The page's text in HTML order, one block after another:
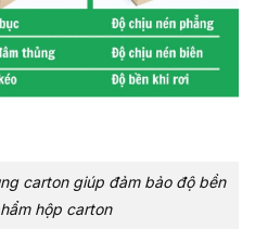
carton giúp đảm bảo độ bền
hộp carton